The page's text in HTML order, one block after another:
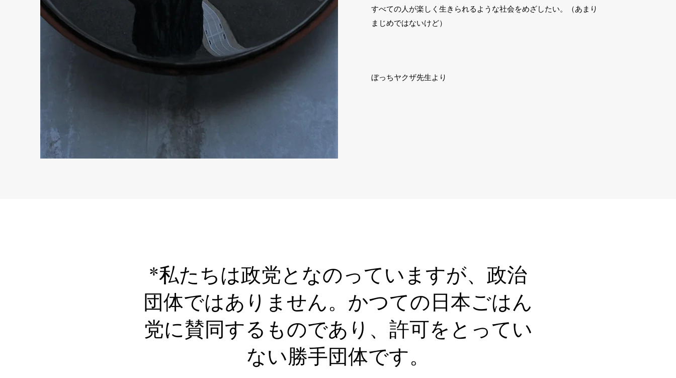
すべての人が楽しく生きられるような社会をめざしたい。（あまり
まじめではないけど）
ぼっちヤクザ先生より
​​*私たちは政党となのっていますが、政治
団体ではありません。かつての日本ごはん
党に賛同するものであり、許可をとってい
ない勝手団体です。